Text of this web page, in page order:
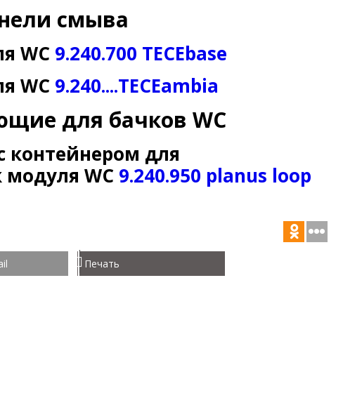
смыва
WC 9.240.700 TECEbase
WC 9.240....TECEambia
для бачков WC
для
модуля WC 9.240.950 planus loop
Печать